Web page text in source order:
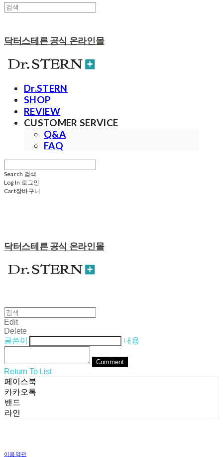
닥터스테른 공식 온라인몰
Dr.STERN
SHOP
REVIEW
CUSTOMER SERVICE
Q&A
FAQ
Search 검색
Log In 로그인
Cart장바구니
닥터스테른 공식 온라인몰
Edit
Delete
글쓴이
내용
Comment
Return To List
페이스북
카카오톡
밴드
라인
이용약관